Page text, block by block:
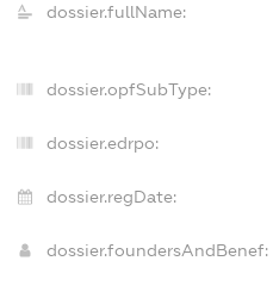
dossier.fullName:
dossier.opfSubType:
dossier.edrpo:
dossier.regDate:
dossier.foundersAndBenef: